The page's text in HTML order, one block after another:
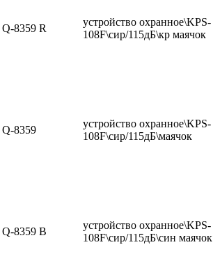
Q-8359 R
устройство охранное\KPS-
108F\сир/115дБ\кр маячок
Q-8359
устройство охранное\KPS-
108F\сир/115дБ\маячок
Q-8359 B
устройство охранное\KPS-
108F\сир/115дБ\син маячок